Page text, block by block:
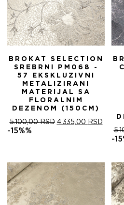
BROKAT SELECTION
SREBRNI PM068 -
57 EKSKLUZIVNI
METALIZIRANI
MATERIJAL SA
FLORALNIM
DEZENOM (150CM)
5.100,00RSD ОРИГИНАЛНА
4.335,00 RSD
ЦЕНА
-15%%
-